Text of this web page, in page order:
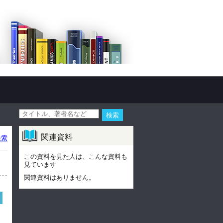
関連資料
この資料を見た人は、こんな資料も
見ています
関連資料はありません。